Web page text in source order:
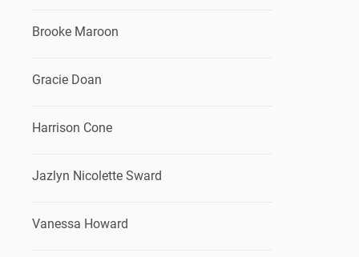
Brooke Maroon
Gracie Doan
Harrison Cone
Jazlyn Nicolette Sward
Vanessa Howard